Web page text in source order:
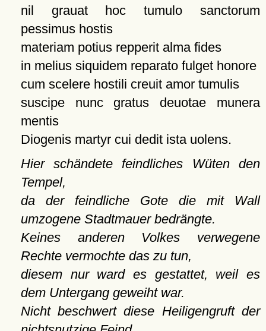
nil grauat hoc tumulo sanctorum
pessimus hostis
materiam potius repperit alma fides
in melius siquidem reparato fulget honore
cum scelere hostili creuit amor tumulis
suscipe nunc gratus deuotae munera
mentis
Diogenis martyr cui dedit ista uolens.
Hier schändete feindliches Wüten den
Tempel,
da der feindliche Gote die mit Wall
umzogene Stadtmauer bedrängte.
Keines anderen Volkes verwegene
Rechte vermochte das zu tun,
diesem nur ward es gestattet, weil es
dem Untergang geweiht war.
Nicht beschwert diese Heiligengruft der